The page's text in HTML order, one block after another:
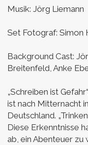
Musik: Jörg Liemann
Set Fotograf: Simon
Background Cast:
Breitenfeld, Anke
„Schreiben ist
ist nach Mitternacht
Deutschland.
Diese Erkenntnisse
ab, ein Abenteuer zu